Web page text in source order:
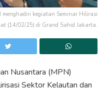
menghadiri kegiatan Seminar Hilirasi
(14/02/25) di Grand Sahid Jakarta.
Nusantara (MPN)
Sektor Kelautan dan